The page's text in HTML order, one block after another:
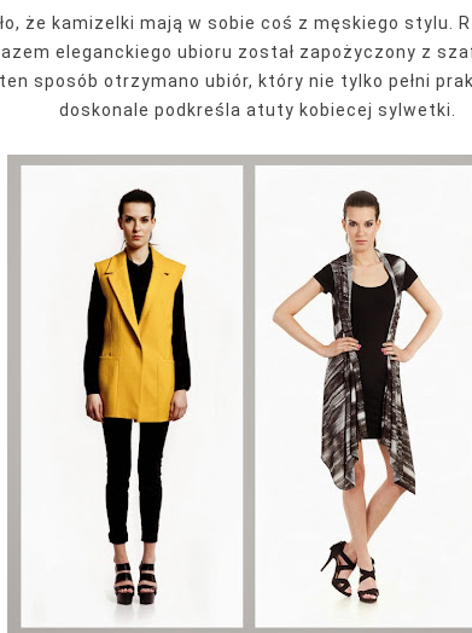
że kamizelki mają w sobie coś z męskiego stylu.
eleganckiego ubioru został zapożyczony z
sposób otrzymano ubiór, który nie tylko pełni
doskonale podkreśla atuty kobiecej sylwetki.